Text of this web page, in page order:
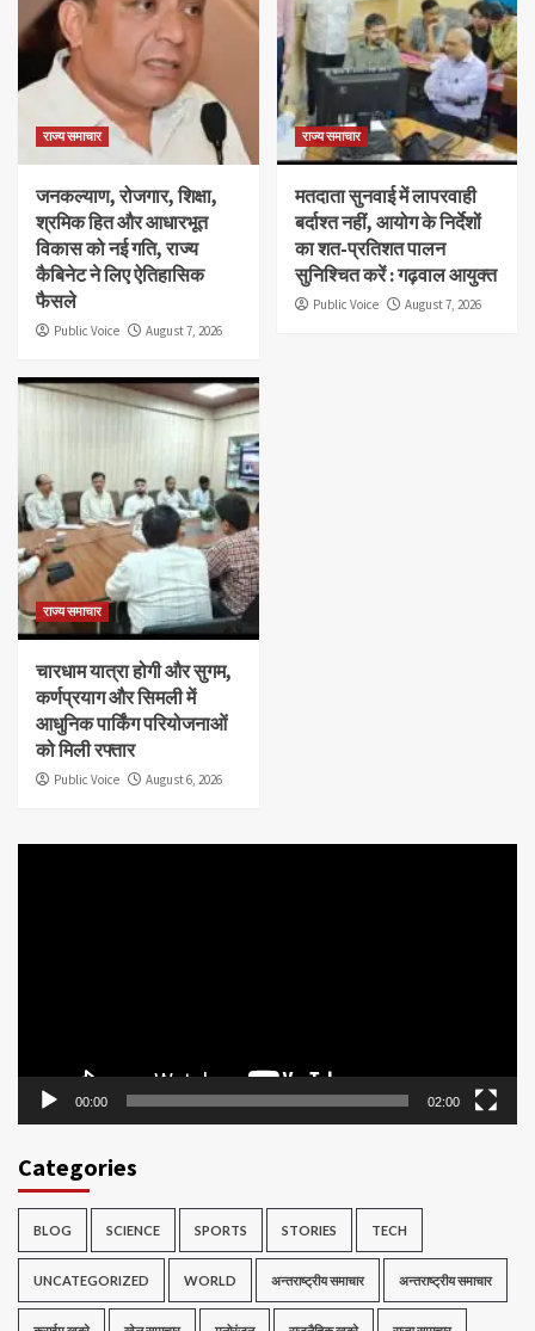
राज्य समाचार
जनकल्याण, रोजगार, शिक्षा,
श्रमिक हित और आधारभूत
विकास को नई गति, राज्य
कैबिनेट ने लिए ऐतिहासिक
फैसले
Public Voice August 7, 2026
राज्य समाचार
मतदाता सुनवाई में लापरवाही
बर्दाश्त नहीं, आयोग के निर्देशों
का शत-प्रतिशत पालन
सुनिश्चित करें : गढ़वाल आयुक्त
Public Voice August 7, 2026
राज्य समाचार
चारधाम यात्रा होगी और सुगम,
कर्णप्रयाग और सिमली में
आधुनिक पार्किंग परियोजनाओं
को मिली रफ्तार
Public Voice August 6, 2026
00:00 02:00
Categories
BLOG SCIENCE SPORTS STORIES TECH
UNCATEGORIZED WORLD अन्तराष्ट्रीय समाचार अन्तराष्ट्रीय समाचार